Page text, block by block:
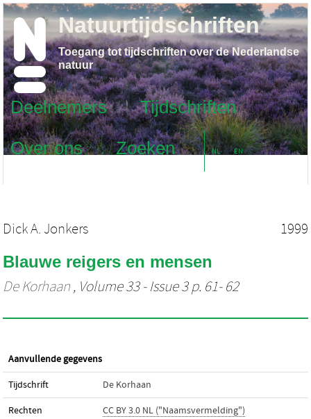
Deelnemers
Tijdschriften
Over ons
Zoeken NL EN
Natuurtijdschriften
Toegang tot tijdschriften over de Nederlandse
natuur
Dick A. Jonkers 1999
Blauwe reigers en mensen
De Korhaan , Volume 33 - Issue 3 p. 61- 62
Aanvullende gegevens
Tijdschrift De Korhaan
Rechten CC BY 3.0 NL ("Naamsvermelding")